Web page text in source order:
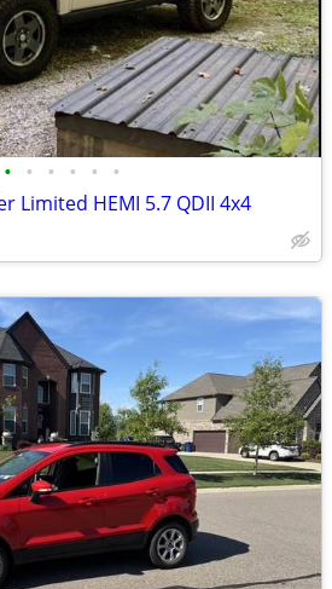
• • • • • •
Limited HEMI 5.7 QDII 4x4